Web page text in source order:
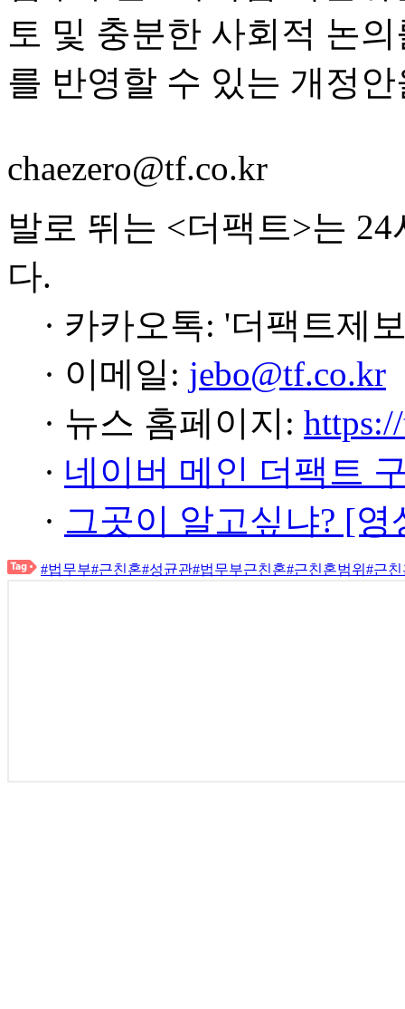
토 및 충분한 사회적 논
를 반영할 수 있는 개정
chaezero@tf.co.kr
발로 뛰는 <더팩트>는
다.
· 카카오톡: '더팩트제
· 이메일: jebo@tf.co.kr
· 뉴스 홈페이지:
· 네이버 메인 더팩트
· 그곳이 알고싶냐? [
#법무부#근친혼#성균관#법무부근친혼#근친혼범위 #근